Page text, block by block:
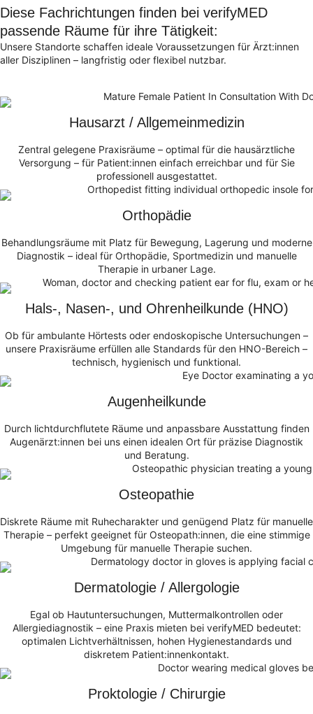
Diese Fachrichtungen finden bei verifyMED
passende Räume für ihre Tätigkeit:
Unsere Standorte schaffen ideale Voraussetzungen für Ärzt:innen
aller Disziplinen – langfristig oder flexibel nutzbar.
Hausarzt / Allgemeinmedizin
Zentral gelegene Praxisräume – optimal für die hausärztliche
Versorgung – für Patient:innen einfach erreichbar und für Sie
professionell ausgestattet.
Orthopädie
Behandlungsräume mit Platz für Bewegung, Lagerung und moderne
Diagnostik – ideal für Orthopädie, Sportmedizin und manuelle
Therapie in urbaner Lage.
Hals-, Nasen-, und Ohrenheilkunde (HNO)
Ob für ambulante Hörtests oder endoskopische Untersuchungen –
unsere Praxisräume erfüllen alle Standards für den HNO-Bereich –
technisch, hygienisch und funktional.
Augenheilkunde
Durch lichtdurchflutete Räume und anpassbare Ausstattung finden
Augenärzt:innen bei uns einen idealen Ort für präzise Diagnostik
und Beratung.
Osteopathie
Diskrete Räume mit Ruhecharakter und genügend Platz für manuelle
Therapie – perfekt geeignet für Osteopath:innen, die eine stimmige
Umgebung für manuelle Therapie suchen.
Dermatologie / Allergologie
Egal ob Hautuntersuchungen, Muttermalkontrollen oder
Allergiediagnostik – eine Praxis mieten bei verifyMED bedeutet:
optimalen Lichtverhältnissen, hohen Hygienestandards und
diskretem Patient:innenkontakt.
Proktologie / Chirurgie